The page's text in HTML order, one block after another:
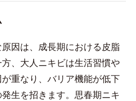
因は、成長期における皮脂
、大人ニキビは生活習慣や
重なり、バリア機能が低下
生を招きます。思春期ニキ